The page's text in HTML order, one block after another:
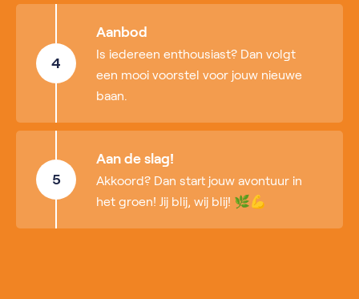
4
Aanbod
Is iedereen enthousiast? Dan volgt
een mooi voorstel voor jouw nieuwe
baan.
5
Aan de slag!
Akkoord? Dan start jouw avontuur in
het groen! Jij blij, wij blij! 🌿💪